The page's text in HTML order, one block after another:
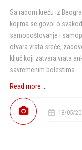
Sa radom kreću iz
kojima se govoi o
samopoštovanje i
otvara vrata sreće,
ključ koji zatvara vrata
savremenim bolestima.
Read more ...
18/05/